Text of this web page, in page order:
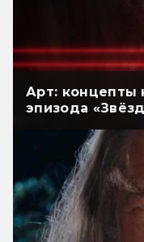
Арт: концепты
эпизода